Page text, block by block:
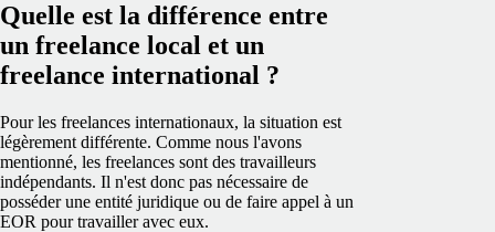
Quelle est la différence entre
un freelance local et un
freelance international ?
Pour les freelances internationaux, la situation est
légèrement différente. Comme nous l'avons
mentionné, les freelances sont des travailleurs
indépendants. Il n'est donc pas nécessaire de
posséder une entité juridique ou de faire appel à un
EOR pour travailler avec eux.